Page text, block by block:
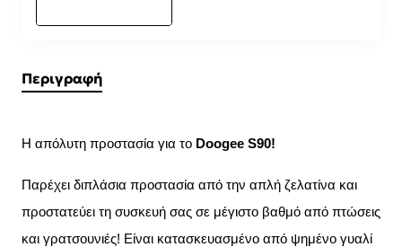
Περιγραφή
Η απόλυτη προστασία για το Doogee S90!
Παρέχει διπλάσια προστασία από την απλή ζελατίνα και
προστατεύει τη συσκευή σας σε μέγιστο βαθμό από πτώσεις
και γρατσουνιές! Είναι κατασκευασμένο από ψημένο γυαλί